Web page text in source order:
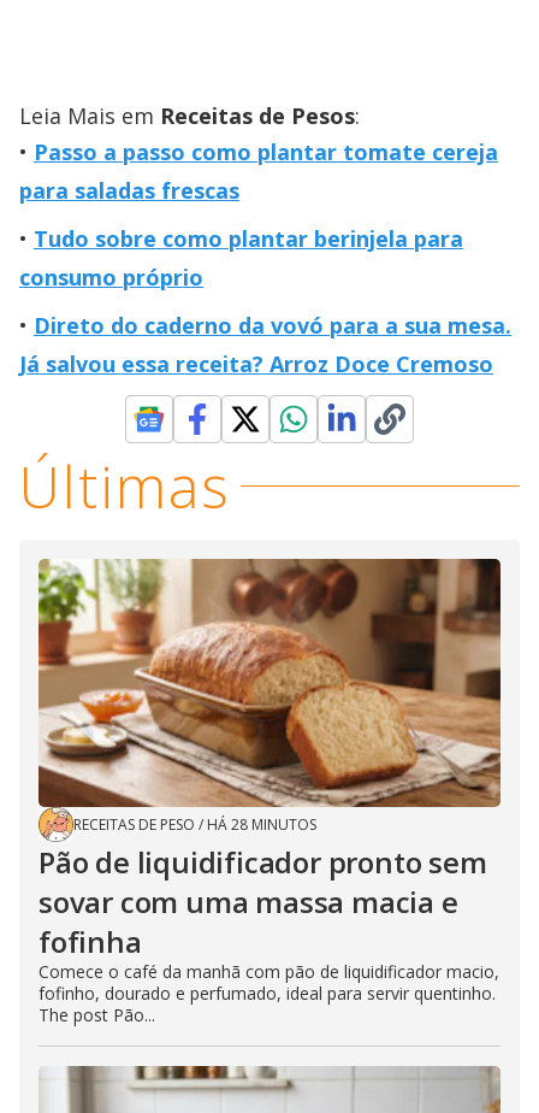
Leia Mais em Receitas de Pesos:
Passo a passo como plantar tomate cereja
para saladas frescas
Tudo sobre como plantar berinjela para
consumo próprio
Direto do caderno da vovó para a sua mesa.
Já salvou essa receita? Arroz Doce Cremoso
Últimas
RECEITAS DE PESO / HÁ 28 MINUTOS
Pão de liquidificador pronto sem
sovar com uma massa macia e
fofinha
Comece o café da manhã com pão de liquidificador macio,
fofinho, dourado e perfumado, ideal para servir quentinho.
The post Pão...